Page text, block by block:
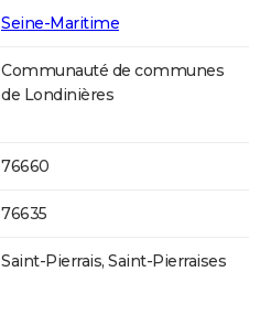
Seine-Maritime
Communauté de communes
de Londinières
76660
76635
Saint-Pierrais, Saint-Pierraises